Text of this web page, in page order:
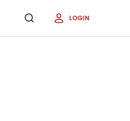
LOGIN